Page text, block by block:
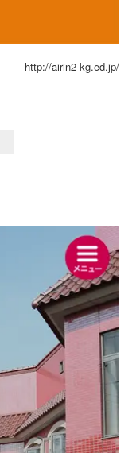
http://airin2-kg.ed.jp/